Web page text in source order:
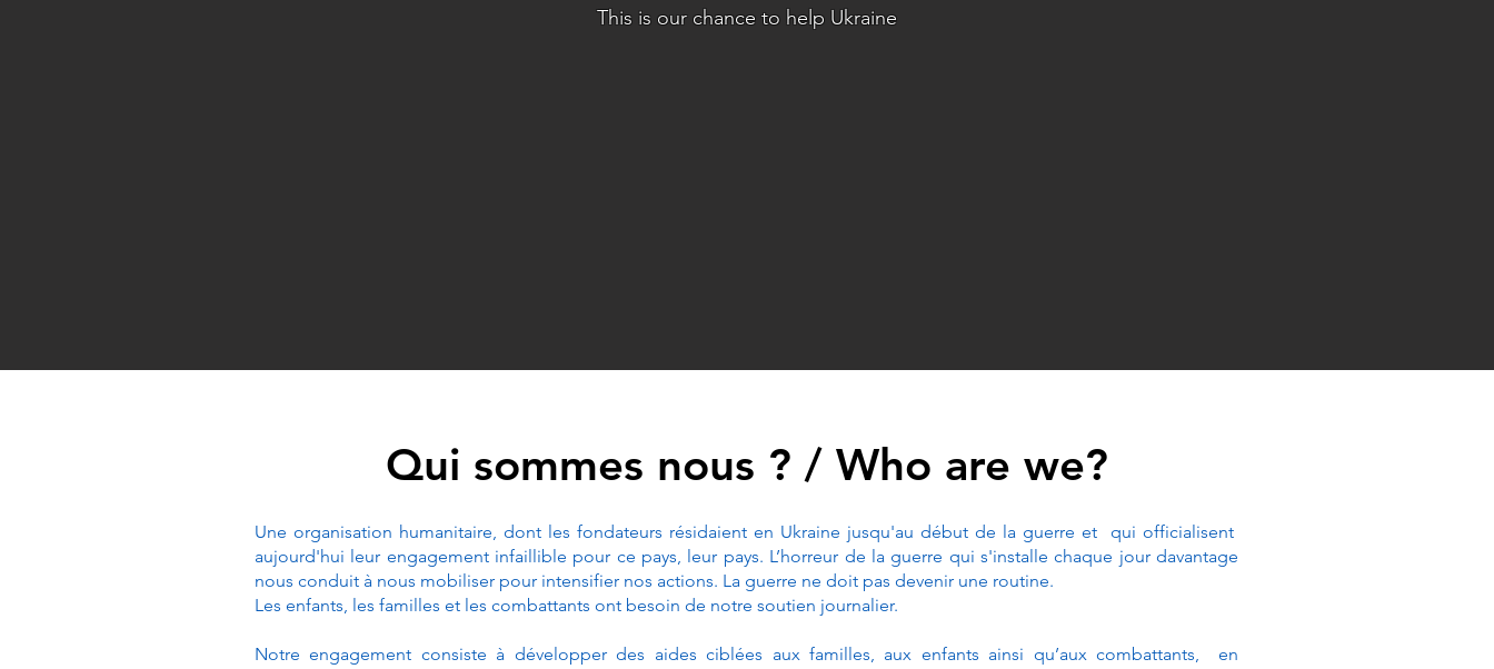
This is our chance to help Ukraine
Qui sommes nous ? / Who are we?
Une organisation humanitaire, dont les fondateurs résidaient en Ukraine jusqu'au début de la guerre et qui officialisent
aujourd'hui leur engagement infaillible pour ce pays, leur pays. L’horreur de la guerre qui s'installe chaque jour davantage
nous conduit à nous mobiliser pour intensifier nos actions. La guerre ne doit pas devenir une routine.
Les enfants, les familles et les combattants ont besoin de notre soutien journalier.
Notre engagement consiste à développer des aides ciblées aux familles, aux enfants ainsi qu’aux combattants, en